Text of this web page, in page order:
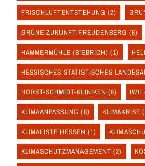
FRISCHLUFTENTSTEHUNG (2)
GRÜNE ZUKUNFT FREUDENBERG (8)
HAMMERMÜHLE (BIEBRICH) (1)
HESSISCHES STATISTISCHES
HORST-SCHMIDT-KLINIKEN (6) IWU
KLIMAANPASSUNG (8) KLIMAKRISE
KLIMALISTE HESSEN (1)
KLIMASCHUTZMANAGEMENT (2)